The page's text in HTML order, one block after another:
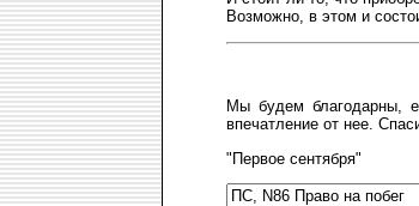
Возможно, в этом и
Мы будем благодарны,
впечатление от нее.
"Первое сентября"